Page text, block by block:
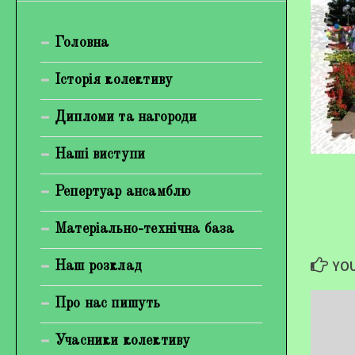
Гірієнко Ірина Михайлівна
Галерея
Відеогалерея
Фотогалерея
Головна
Історія колективу
Дипломи та нагороди
Наші виступи
Репертуар ансамблю
Матеріально-технічна база
Наш розклад
Про нас пишуть
Учасники колективу